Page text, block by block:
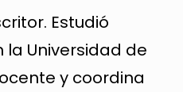
Estudió
la Universidad de
y coordina